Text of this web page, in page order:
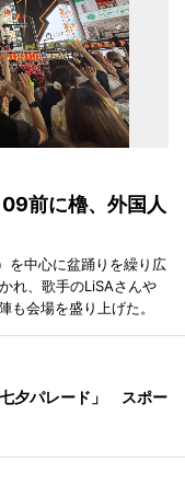
前に櫓、外国人
を中心に盆踊りを繰り広
れ、歌手のLiSAさんや
会場を盛り上げた。
夕パレード」 スポー